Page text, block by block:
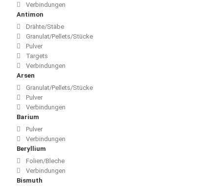
Verbindungen
Antimon
Drähte/Stäbe
Granulat/Pellets/Stücke
Pulver
Targets
Verbindungen
Arsen
Granulat/Pellets/Stücke
Pulver
Verbindungen
Barium
Pulver
Verbindungen
Beryllium
Folien/Bleche
Verbindungen
Bismuth